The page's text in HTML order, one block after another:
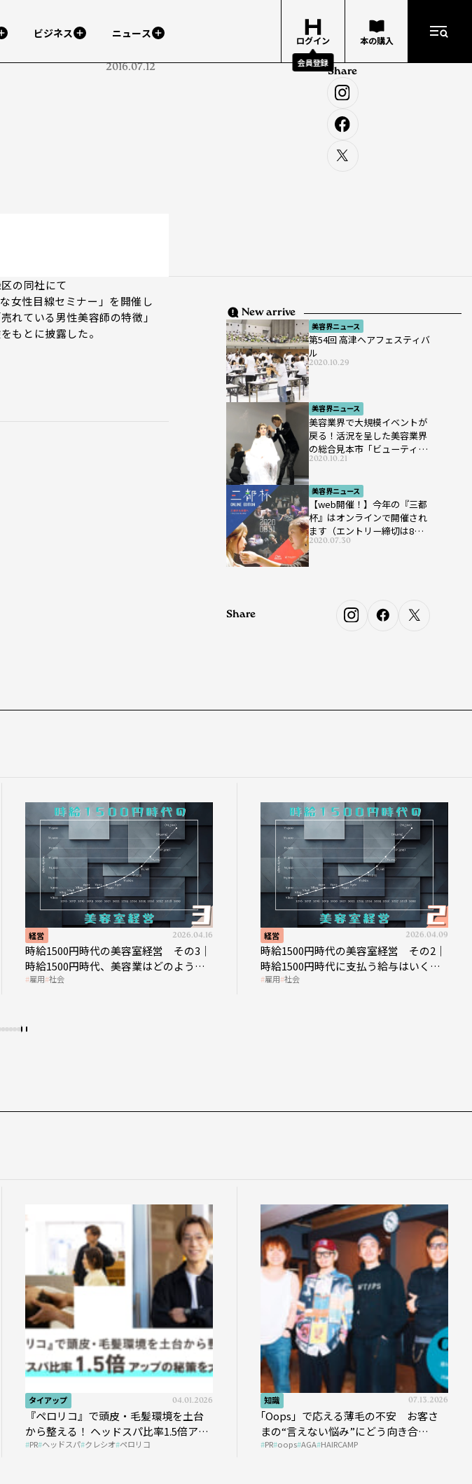
ビジネス ニュース
ログイン
会員登録
本の購入
2016.07.12 Share
の同社にて
女性目線セミナー」を開催し
れている男性美容師の特徴」
もとに披露した。
New arrive
美容界ニュース
第54回 高津ヘアフェスティバ
ル
2020.10.29
美容界ニュース
美容業界で大規模イベントが
戻る！活況を呈した美容業界
の総合見本市「ビューティー
ワールド ジャパン ウエス
ト」が開催
2020.10.21
美容界ニュース
【web開催！】今年の『三都
杯』はオンラインで開催され
ます（エントリー締切は8月7
日まで）
2020.07.30
Share
経営 2026.04.16
時給1500円時代の美容室経営 その3｜
時給1500円時代、美容業はどのような
影響を受けるのか？
雇用 社会
経営 2026.04.09
時給1500円時代の美容室経営 その2｜
時給1500円時代に支払う給与はいくら
なのか
雇用 社会
タイアップ 04.01.2026
『ペロリコ』で頭皮・毛髪環境を土台
から整える！ ヘッドスパ比率1.5倍アッ
プの秘策を大公開
PR ヘッドスパ クレシオ ペロリコ
知識 07.13.2026
｢Oops」で応える薄毛の不安 お客さ
まの“言えない悩み”にどう向き合
う？ ＃01
PR oops AGA HAIRCAMP